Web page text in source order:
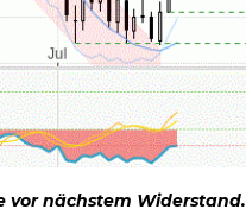
vor nächstem Widerstand.